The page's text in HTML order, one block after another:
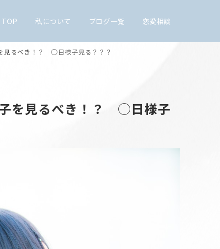
TOP 私について ブログ一覧 恋愛相談
見るべき！？ ◯日様子見る？？？
を見るべき！？ ◯日様子